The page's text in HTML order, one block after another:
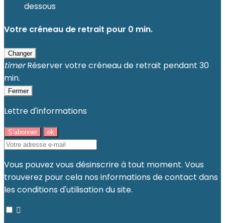
dessous
Votre créneau de retrait pour 0 min.
Changer
timerRéserver votre créneau de retrait pendant 30
min.
Fermer
Lettre d'informations
Vous pouvez vous désinscrire à tout moment. Vous
trouverez pour cela nos informations de contact dans
les conditions d'utilisation du site.
